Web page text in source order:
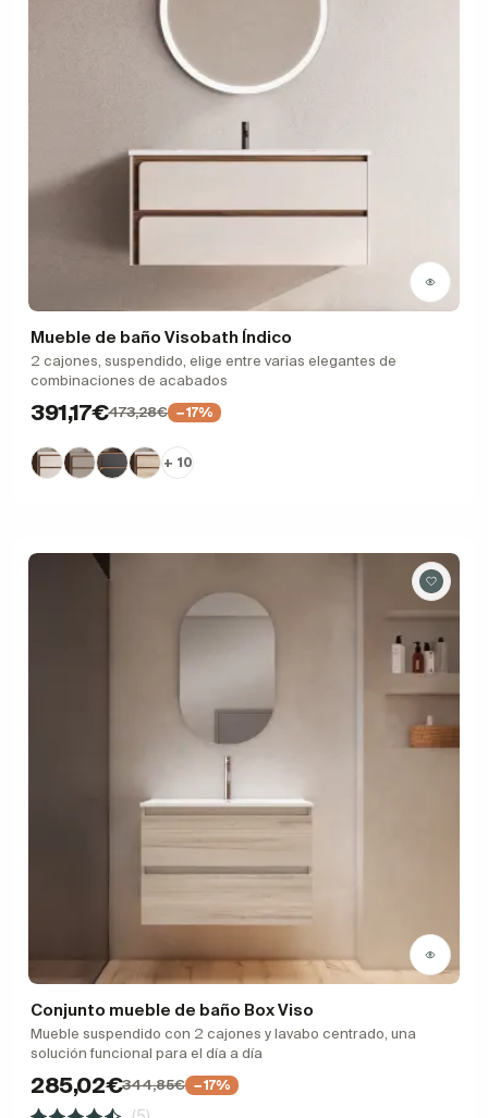
Mueble de baño Visobath Índico
2 cajones, suspendido, elige entre varias elegantes de
combinaciones de acabados
391,17€473,28€ −17%
+ 10
Conjunto mueble de baño Box Viso
Mueble suspendido con 2 cajones y lavabo centrado, una
solución funcional para el día a día
285,02€344,85€ −17%